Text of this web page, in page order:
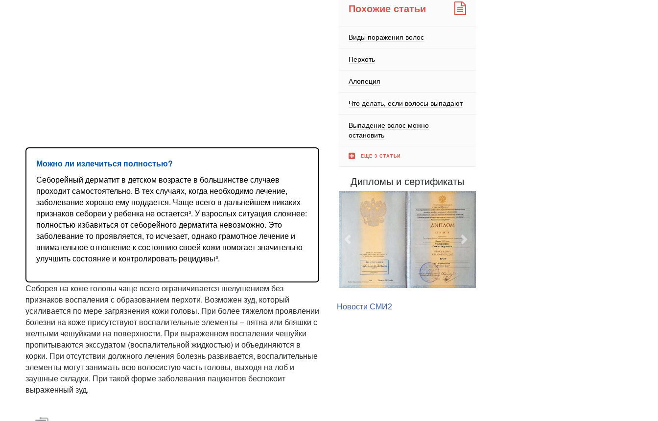
Можно ли излечиться полностью?
Себорейный дерматит в детском возрасте в большинстве случаев
проходит самостоятельно. В тех случаях, когда необходимо лечение,
заболевание хорошо ему поддается. Чаще всего в дальнейшем никаких
признаков себореи у ребенка не остается³. У взрослых ситуация сложнее:
полностью избавиться от себорейного дерматита невозможно. Это
заболевание то проявляется, то исчезает, однако грамотное лечение и
внимательное отношение к состоянию своей кожи помогает значительно
улучшить состояние и контролировать рецидивы³.
Себорея на коже головы чаще всего ограничивается шелушением без
признаков воспаления с образованием перхоти. Возможен зуд, который
усиливается по мере загрязнения кожи головы. При более тяжелом проявлении
болезни на коже присутствуют воспалительные элементы – пятна или бляшки с
желтыми чешуйками на поверхности. При выраженном воспалении чешуйки
пропитываются экссудатом (воспалительной жидкостью) и объединяются в
корки. При отсутствии должного лечения болезнь развивается, воспалительные
элементы могут занимать всю волосистую часть головы, выходя на лоб и
заушные складки. При такой форме заболевания пациентов беспокоит
выраженный зуд.
Похожие статьи
Виды поражения волос
Перхоть
Алопеция
Что делать, если волосы выпадают
Выпадение волос можно
остановить
ЕЩЕ 3 СТАТЬИ
Дипломы и сертификаты
Следующий
Новости СМИ2